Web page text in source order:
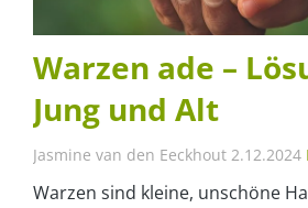
Warzen ade –
Jung und Alt
Jasmine van den Eeckhout 2.12.2024
Warzen sind kleine, unschöne